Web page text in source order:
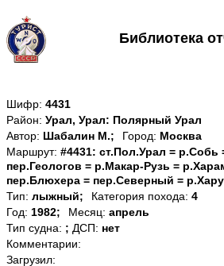
Библиотека
Шифр: 4431
Район: Урал, Урал: Полярный Урал
Автор: Шабалин М.; Город: Москва
Маршрут: #4431: ст.Пол.Урал =
пер.Геологов = р.Макар-Рузь =
пер.Блюхера = пер.Северный =
Тип: лыжный; Категория похода: 4
Год: 1982; Месяц: апрель
Тип судна: ; ДСП: нет
Комментарии:
Загрузил: